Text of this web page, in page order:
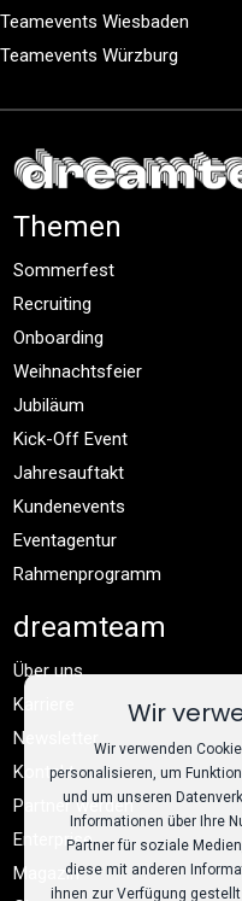
Teamevents Wiesbaden
Teamevents Würzburg
Themen
Sommerfest
Recruiting
Onboarding
Weihnachtsfeier
Jubiläum
Kick-Off Event
Jahresauftakt
Kundenevents
Eventagentur
Rahmenprogramm
dreamteam
Über uns
Karriere
Newsletter
Kontakt
Partner werden
Enterprise
Magazin
Wir
Wir verwenden
personalisieren, um
und um unseren
Informationen über Ihre
Partner für soziale
diese mit anderen
ihnen zur Verfügung